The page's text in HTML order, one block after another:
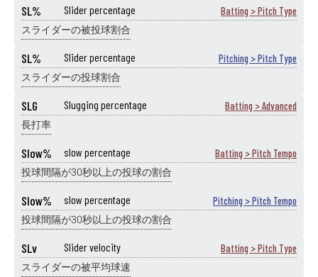
SL% Slider percentage Batting > Pitch Type
スライダーの被投球割合
SL% Slider percentage Pitching > Pitch Type
スライダーの投球割合
SLG Slugging percentage Batting > Advanced
長打率
Slow% slow percentage Batting > Pitch Tempo
投球間隔が30秒以上の投球の割合
Slow% slow percentage Pitching > Pitch Tempo
投球間隔が30秒以上の投球の割合
SLv Slider velocity Batting > Pitch Type
スライダーの被平均球速